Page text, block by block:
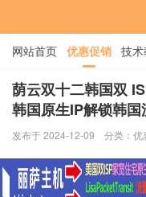
网站首页 优惠促销 技
全站标签 广告位
荫云双十二韩国双
韩国原生IP解锁韩
发布于 2024-12-09 分类： 优